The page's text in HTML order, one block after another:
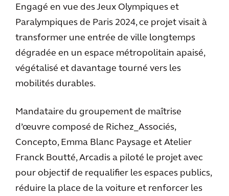
Engagé en vue des Jeux Olympiques et
Paralympiques de Paris 2024, ce projet visait à
transformer une entrée de ville longtemps
dégradée en un espace métropolitain apaisé,
végétalisé et davantage tourné vers les
mobilités durables.
Mandataire du groupement de maîtrise
d’œuvre composé de Richez_Associés,
Concepto, Emma Blanc Paysage et Atelier
Franck Boutté, Arcadis a piloté le projet avec
pour objectif de requalifier les espaces publics,
réduire la place de la voiture et renforcer les